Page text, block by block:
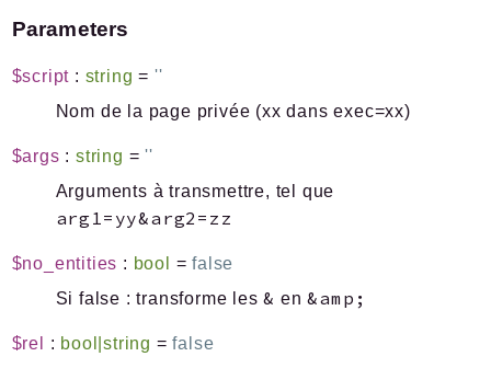
Parameters
$script : string = ''
Nom de la page privée (xx dans exec=xx)
$args :string =''
Arguments à transmettre, tel que
arg1=yy&arg2=zz
$no_entities : bool =false
Si false : transforme les& en&amp;
$rel : bool|string =false